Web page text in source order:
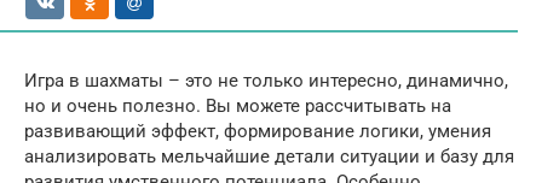
Игра в шахматы – это не только интересно, динамично,
но и очень полезно. Вы можете рассчитывать на
развивающий эффект, формирование логики, умения
анализировать мельчайшие детали ситуации и базу для